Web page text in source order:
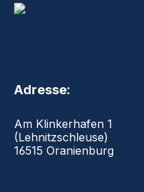
Adresse:
Am Klinkerhafen 1
(Lehnitzschleuse)
16515 Oranienburg